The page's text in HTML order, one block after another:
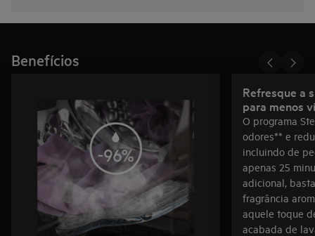
Benefícios
Refresque a
para menos
O programa
odores** e
incluindo de
apenas 25
adicional,
fragrância
aquele toque
acabada de